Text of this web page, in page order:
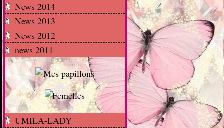
News 2014
News 2013
News 2012
news 2011
UMILA-LADY